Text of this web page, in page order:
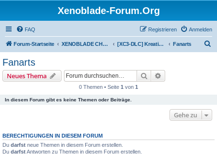
Xenoblade-Forum.Org
FAQ Anmelden
Registrieren
Forum-Startseite XENOBLADE CHRONICLES 3: DIE ERLÖSTE ZUKUNFT [XC3-DLC] Kreativitätskabinett Fanarts
Fanarts
Neues Thema Suche
0 Themen • Seite 1 von 1
In diesem Forum gibt es keine Themen oder Beiträge.
Gehe zu
BERECHTIGUNGEN IN DIESEM FORUM
Du darfst neue Themen in diesem Forum erstellen.
Du darfstAntworten zu Themen in diesem Forum erstellen.